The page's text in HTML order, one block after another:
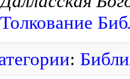
Толкование
: